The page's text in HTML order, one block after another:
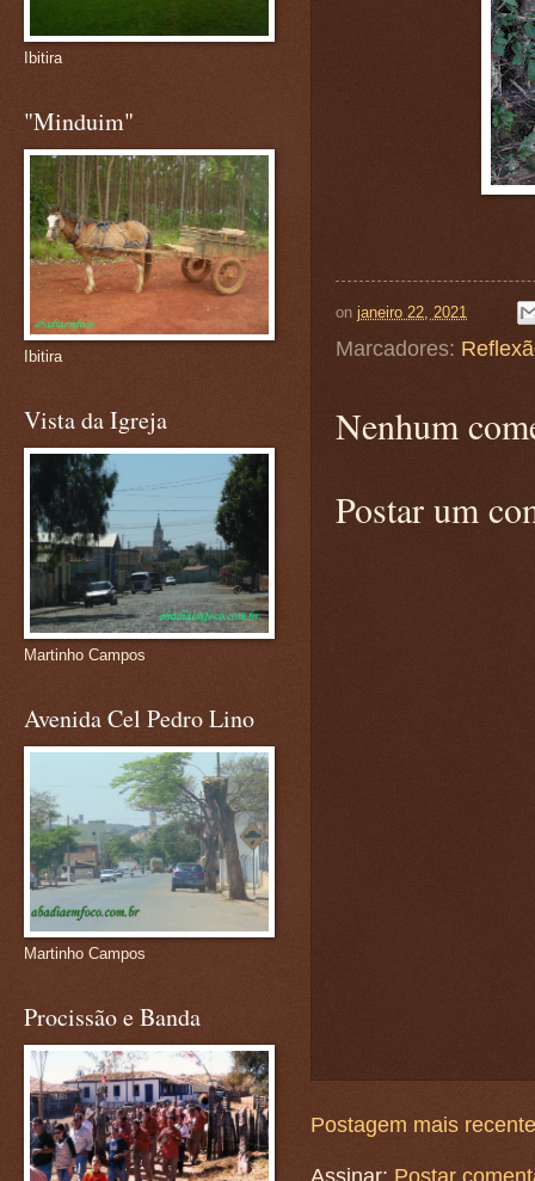
on janeiro 22, 2021
Marcadores:
Nenhum
Postar um
Postagem mais recente
Ibitira
"Minduim"
Ibitira
Vista da Igreja
Martinho Campos
Avenida Cel Pedro Lino
Martinho Campos
Procissão e Banda